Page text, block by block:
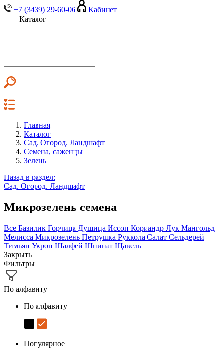
+7 (3439) 29-60-06
Кабинет
Каталог
Главная
Каталог
Сад. Огород. Ландшафт
Семена, саженцы
Зелень
Назад в раздел:
Сад. Огород. Ландшафт
Микрозелень семена
Все Базилик Горчица Душица Иссоп Кориандр Лук Мангольд
Мелисса Микрозелень Петрушка Руккола Салат Сельдерей
Тимьян Укроп Шалфей Шпинат Щавель
Закрыть
Фильтры
По алфавиту
По алфавиту
Популярное